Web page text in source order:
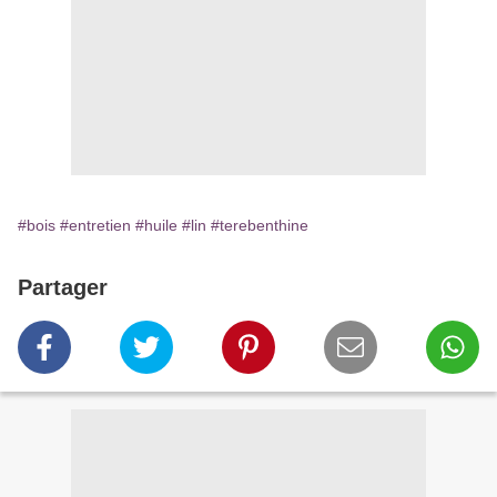
#bois #entretien #huile #lin #terebenthine
Partager